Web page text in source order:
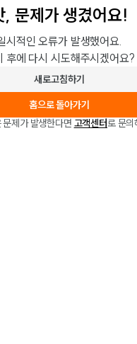
, 문제가 생겼어요!
시적인 오류가 발생했어요.
후에 다시 시도해주시겠어요?
새로고침하기
홈으로 돌아가기
제가 발생한다면 고객센터로 문